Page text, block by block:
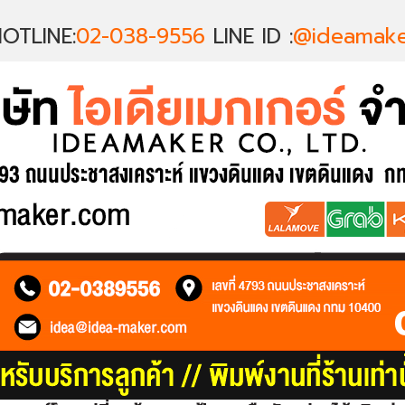
02-038-9556 LINE ID :